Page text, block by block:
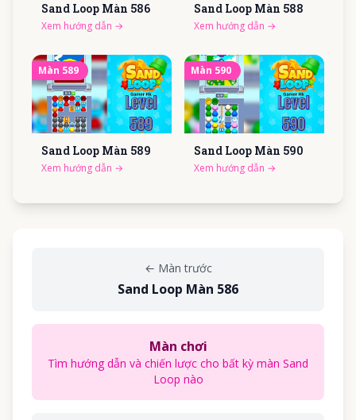
Sand Loop Màn 586
Xem hướng dẫn →
Sand Loop Màn 588
Xem hướng dẫn →
Màn 589
Sand Loop Màn 589
Xem hướng dẫn →
Màn 590
Sand Loop Màn 590
Xem hướng dẫn →
← Màn trước
Sand Loop Màn 586
Màn chơi
Tìm hướng dẫn và chiến lược cho bất kỳ màn Sand
Loop nào